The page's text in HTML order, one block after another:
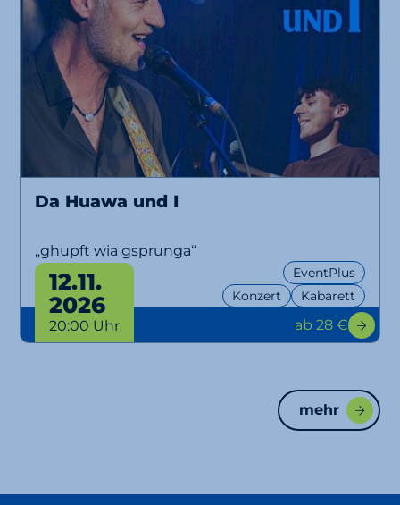
Da Huawa und I
„ghupft wia gsprunga“
Konzert Kabarett
EventPlus
12.11.
2026
20:00 Uhr ab 28 €
mehr